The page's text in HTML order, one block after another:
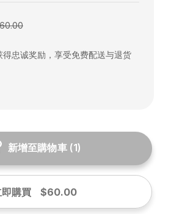
得忠诚奖励，享受免费配送与退货
新增至購物車(1)
即購買 $60.00